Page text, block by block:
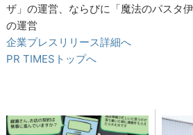
ザ」の運営、ならびに「魔法のパスタ
の運営
企業プレスリリース詳細へ
PR TIMESトップへ